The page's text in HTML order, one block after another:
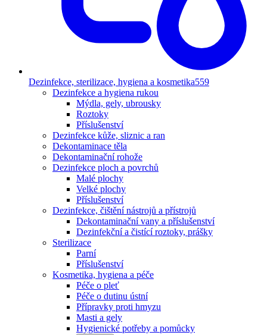
Dezinfekce, sterilizace, hygiena a kosmetika559
Dezinfekce a hygiena rukou
Mýdla, gely, ubrousky
Roztoky
Příslušenství
Dezinfekce kůže, sliznic a ran
Dekontaminace těla
Dekontaminační rohože
Dezinfekce ploch a povrchů
Malé plochy
Velké plochy
Příslušenství
Dezinfekce, čištění nástrojů a přístrojů
Dekontaminační vany a příslušenství
Dezinfekční a čistící roztoky, prášky
Sterilizace
Parní
Příslušenství
Kosmetika, hygiena a péče
Péče o pleť
Péče o dutinu ústní
Přípravky proti hmyzu
Masti a gely
Hygienické potřeby a pomůcky